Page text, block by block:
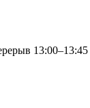
13:00–13:45